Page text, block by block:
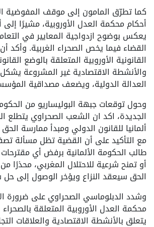
كما تطرّق المامون إلى موقف المفوضية
أحكام محكمة العدل الأوروبية، مشيرًا
يعكس بوضوح ازدواجية المعايير في
القضاء فيما يخص الصحراء الغربية. وأكد
القانونية الأوروبية المتعلقة بالوضع
والأنشطة الاقتصادية غير المشروعة يشكل
العدالة الدولية، ويضعف مصداقية
وحول توقعات جبهة البوليساريو من
الجديدة، اكد ان الشعب الصحراوي يتطلع
ألمانيا للقانون الدولي ومبدأ ممارسة
مع التأكيد على أن القضية تظل مسألة
طالب الحكومة الألمانية برفض أي
أو تمنح شرعية للاحتلال المغربي، محذرًا
الحق سيعقد النزاع ويؤخر الوصول إلى
وشدد الدبلوماسي الصحراوي على ضرورة
محكمة العدل الأوروبية المتعلقة
يتعلق بالأنشطة الاقتصادية والعلاقات